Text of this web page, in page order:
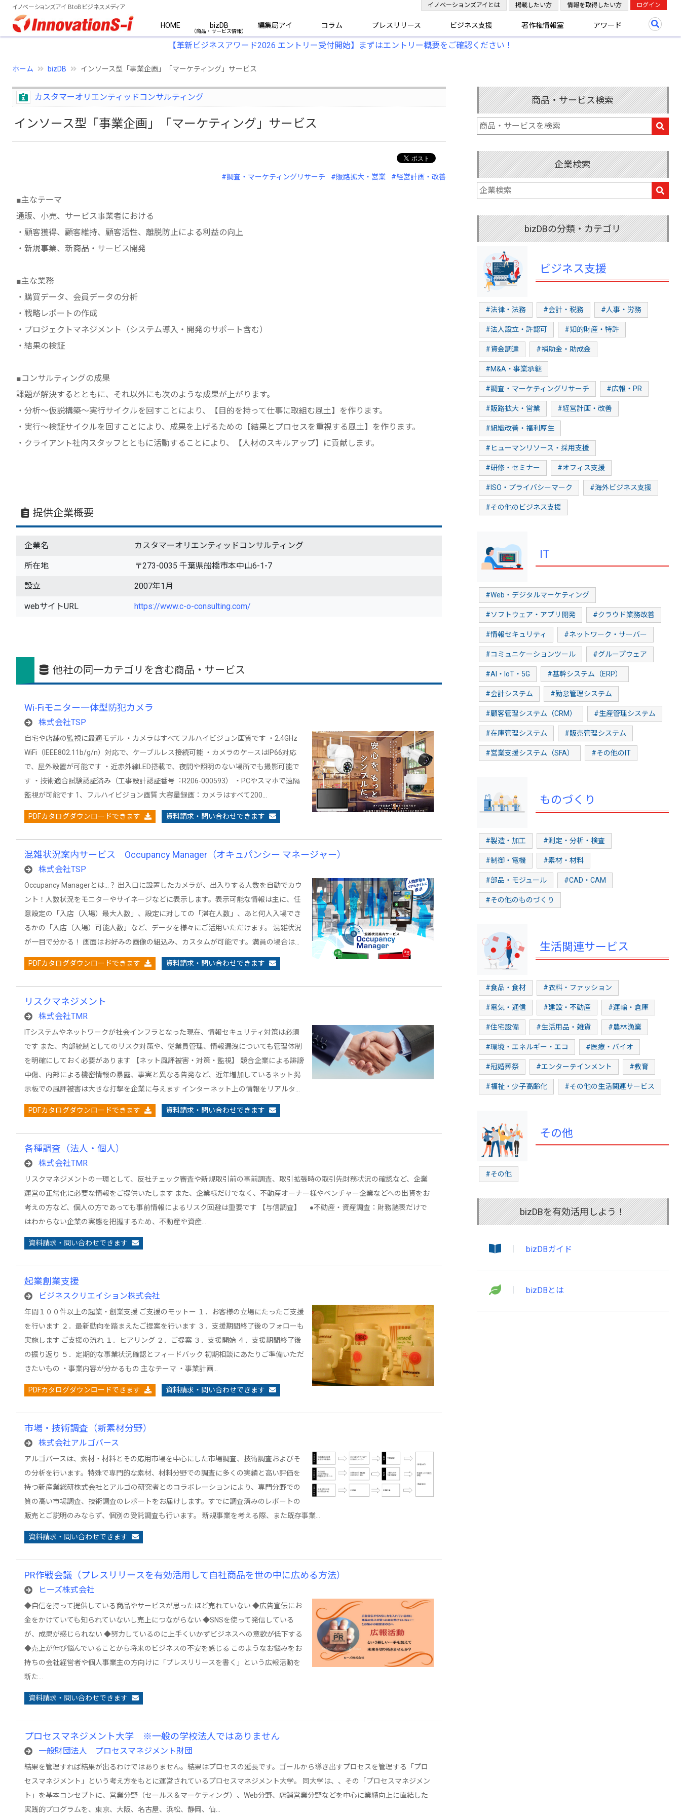
イノベーションズアイ BtoBビジネスメディア
HOME bizDB 編集局アイ コラム プレスリリース ビジネス支援 著作権情報室 アワード
イノベーションズアイとは 掲載したい方 情報を取得したい方 ログイン
【革新ビジネスアワード2026 エントリー受付開始】まずはエントリー概要をご確認ください！
ホーム bizDB インソース型「事業企画」「マーケティング」サービス
カスタマーオリエンティッドコンサルティング
インソース型「事業企画」「マーケティング」サービス
#調査・マーケティングリサーチ #販路拡大・営業 #経営計画・改善
■主なテーマ
通販、小売、サービス事業者における
・顧客獲得、顧客維持、顧客活性、離脱防止による利益の向上
・新規事業、新商品・サービス開発
■主な業務
・購買データ、会員データの分析
・戦略レポートの作成
・プロジェクトマネジメント（システム導入・開発のサポート含む）
・結果の検証
■コンサルティングの成果
課題が解決するとともに、それ以外にも次のような成果が上がります。
・分析～仮説構築～実行サイクルを回すことにより、【目的を持って仕事に取組む風土】を作ります。
・実行～検証サイクルを回すことにより、成果を上げるための【結果とプロセスを重視する風土】を作ります。
・クライアント社内スタッフとともに活動することにより、【人材のスキルアップ】に貢献します。
提供企業概要
企業名 カスタマーオリエンティッドコンサルティング
所在地 〒273-0035 千葉県船橋市本中山6-1-7
設立 2007年1月
webサイトURL https://www.c-o-consulting.com/
他社の同一カテゴリを含む商品・サービス
Wi-Fiモニター一体型防犯カメラ
株式会社TSP
自宅や店舗の監視に最適モデル ・カメラはすべてフルハイビジョン画質です ・2.4GHz
WiFi（IEEE802.11b/g/n）対応で、ケーブルレス接続可能 ・カメラのケースはIP66対応
で、屋外設置が可能です ・近⾚外線LED搭載で、夜間や照明のない場所でも撮影可能で
す ・技術適合試験認証済み（⼯事設計認証番号︓R206-000593） ・PCやスマホで遠隔
監視が可能です 1、フルハイビジョン画質 大容量録画：カメラはすべて200…
PDFカタログダウンロードできます 資料請求・問い合わせできます
混雑状況案内サービス Occupancy Manager（オキュパンシー マネージャー）
株式会社TSP
Occupancy Managerとは…？ 出入口に設置したカメラが、出入りする人数を自動でカウ
ント！人数状況をモニターやサイネージなどに表示します。表示可能な情報は主に、任
意設定の「入店（入場）最大人数」、設定に対しての「滞在人数」、あと何人入場でき
るかの「入店（入場）可能人数」など、データを様々にご活用いただけます。 混雑状況
が一目で分かる！ 画面はお好みの画像の組込み、カスタムが可能です。満員の場合は…
PDFカタログダウンロードできます 資料請求・問い合わせできます
リスクマネジメント
株式会社TMR
ITシステムやネットワークが社会インフラとなった現在、情報セキュリティ対策は必須
です また、内部統制としてのリスク対策や、従業員管理、情報漏洩についても管理体制
を明確にしておく必要があります 【ネット風評被害・対策・監視】 競合企業による誹謗
中傷、内部による機密情報の暴露、事実と異なる告発など、近年増加しているネット掲
示板での風評被害は大きな打撃を企業に与えます インターネット上の情報をリアルタ…
PDFカタログダウンロードできます 資料請求・問い合わせできます
各種調査（法人・個人）
株式会社TMR
リスクマネジメントの一環として、反社チェック審査や新規取引前の事前調査、取引拡張時の取引先財務状況の確認など、企業
運営の正常化に必要な情報をご提供いたします また、企業様だけでなく、不動産オーナー様やベンチャー企業などへの出資をお
考えの方など、個人の方であっても事前情報によるリスク回避は重要です 【与信調査】 ●不動産・資産調査：財務諸表だけで
はわからない企業の実態を把握するため、不動産や資産…
資料請求・問い合わせできます
起業創業支援
ビジネスクリエイション株式会社
年間１００件以上の起業・創業支援 ご支援のモットー １．お客様の立場にたったご支援
を行います ２．最新動向を踏まえたご提案を行います ３．支援期間終了後のフォローも
実施します ご支援の流れ １．ヒアリング ２．ご提案 ３．支援開始 ４．支援期間終了後
の振り返り ５．定期的な事業状況確認とフィードバック 初期相談にあたりご準備いただ
きたいもの ・事業内容が分かるもの 主なテーマ ・事業計画…
PDFカタログダウンロードできます 資料請求・問い合わせできます
市場・技術調査（新素材分野）
株式会社アルゴバース
アルゴバースは、素材・材料とその応用市場を中心にした市場調査、技術調査およびそ
の分析を行います。特殊で専門的な素材、材料分野での調査に多くの実績と高い評価を
持つ新産業総研株式会社とアルゴの研究者とのコラボレーションにより、専門分野での
質の高い市場調査、技術調査のレポートをお届けします。すでに調査済みのレポートの
販売とご説明のみならず、個別の受託調査も行います。 新規事業を考える際、また既存事業…
資料請求・問い合わせできます
PR作戦会議（プレスリリースを有効活用して自社商品を世の中に広める方法）
ヒーズ株式会社
◆自信を持って提供している商品やサービスが思ったほど売れていない ◆広告宣伝にお
金をかけていても知られていないし売上につながらない ◆SNSを使って発信している
が、成果が感じられない ◆努力しているのに上手くいかずビジネスへの意欲が低下する
◆売上が伸び悩んでいることから将来のビジネスの不安を感じる このようなお悩みをお
持ちの会社経営者や個人事業主の方向けに「プレスリリースを書く」という広報活動を
新た…
資料請求・問い合わせできます
プロセスマネジメント大学 ※一般の学校法人ではありません
一般財団法人 プロセスマネジメント財団
結果を管理すれば結果が出るわけではありません。結果はプロセスの延長です。ゴールから導き出すプロセスを管理する「プロ
セスマネジメント」という考え方をもとに運営されているプロセスマネジメント大学。 同大学は、、その「プロセスマネジメン
ト」を基本コンセプトに、営業分野（セールス＆マーケティング）、Web分野、店舗営業分野などを中心に業績向上に直結した
実践的プログラムを、東京、大阪、名古屋、浜松、静岡、仙…
商品・サービス検索
企業検索
bizDBの分類・カテゴリ
ビジネス支援
#法律・法務 #会計・税務 #人事・労務
#法人設立・許認可 #知的財産・特許
#資金調達 #補助金・助成金
#M&A・事業承継
#調査・マーケティングリサーチ #広報・PR
#販路拡大・営業 #経営計画・改善
#組織改善・福利厚生
#ヒューマンリソース・採用支援
#研修・セミナー #オフィス支援
#ISO・プライバシーマーク #海外ビジネス支援
#その他のビジネス支援
IT
#Web・デジタルマーケティング
#ソフトウェア・アプリ開発 #クラウド業務改善
#情報セキュリティ #ネットワーク・サーバー
#コミュニケーションツール #グループウェア
#AI・IoT・5G #基幹システム（ERP）
#会計システム #勤怠管理システム
#顧客管理システム（CRM） #生産管理システム
#在庫管理システム #販売管理システム
#営業支援システム（SFA） #その他のIT
ものづくり
#製造・加工 #測定・分析・検査
#制御・電機 #素材・材料
#部品・モジュール #CAD・CAM
#その他のものづくり
生活関連サービス
#食品・食材 #衣料・ファッション
#電気・通信 #建設・不動産 #運輸・倉庫
#住宅設備 #生活用品・雑貨 #農林漁業
#環境・エネルギー・エコ #医療・バイオ
#冠婚葬祭 #エンターテインメント #教育
#福祉・少子高齢化 #その他の生活関連サービス
その他
#その他
bizDBを有効活用しよう！
bizDBガイド
bizDBとは